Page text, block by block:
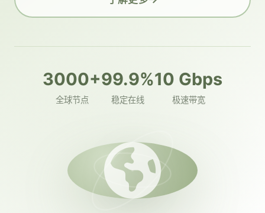
3000+
全球节点
99.9%
稳定在线
10 Gbps
极速带宽